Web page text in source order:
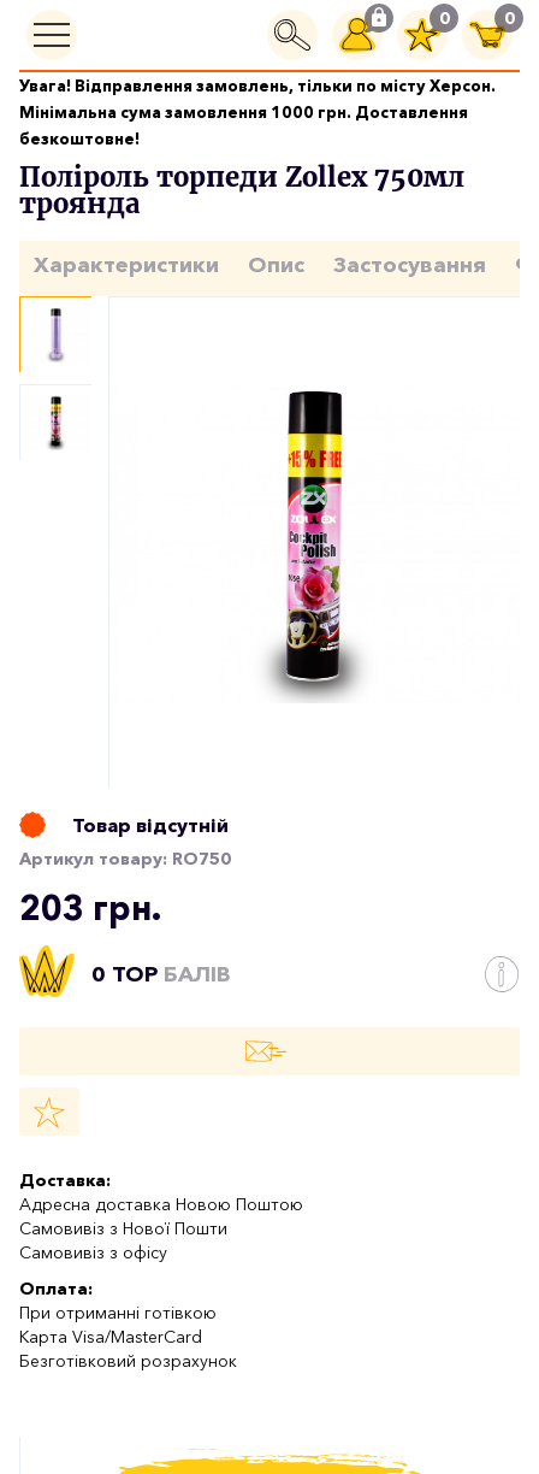
0 0
Увага! Відправлення замовлень, тільки по місту Херсон.
Мінімальна сума замовлення 1000 грн. Доставлення
безкоштовне!
Догляд за салоном
Поліроль торпеди Zollex 750мл троянда
Поліроль торпеди Zollex 750мл
троянда
Характеристики Опис Застосування
Товар відсутній
Артикул товару: RO750
203 грн.
0 TOP БАЛІВ
Доставка:
Адресна доставка Новою Поштою
Самовивіз з Нової Пошти
Самовивіз з офісу
Оплата:
При отриманні готівкою
Карта Visa/MasterCard
Безготівковий розрахунок